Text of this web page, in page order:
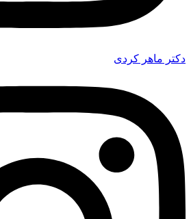
دکتر ماهر کردی